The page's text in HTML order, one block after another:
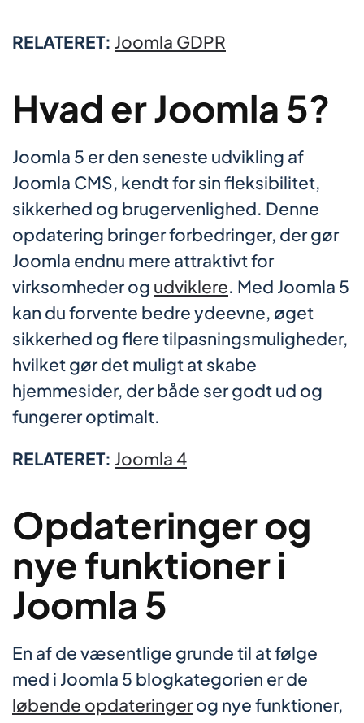
RELATERET: Joomla GDPR
Hvad er Joomla 5?
Joomla 5 er den seneste udvikling af
Joomla CMS, kendt for sin fleksibilitet,
sikkerhed og brugervenlighed. Denne
opdatering bringer forbedringer, der gør
Joomla endnu mere attraktivt for
virksomheder og udviklere. Med Joomla 5
kan du forvente bedre ydeevne, øget
sikkerhed og flere tilpasningsmuligheder,
hvilket gør det muligt at skabe
hjemmesider, der både ser godt ud og
fungerer optimalt.
RELATERET: Joomla 4
Opdateringer og
nye funktioner i
Joomla 5
En af de væsentlige grunde til at følge
med i Joomla 5 blogkategorien er de
løbende opdateringerog nye funktioner,